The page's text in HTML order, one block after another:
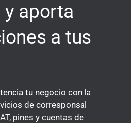
aporta
a tus
tu negocio con la
de corresponsal
pines y cuentas de